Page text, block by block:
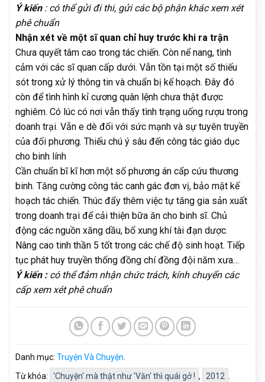
Ý kiến : có thể gửi đi thi, gửi các bộ phận khác xem xét
phê chuẩn
Nhận xét về một sĩ quan chỉ huy trước khi ra trận
Chưa quyết tâm cao trong tác chiến. Còn nể nang, tình
cảm với các sĩ quan cấp dưới. Vẫn tồn tại một số thiếu
sót trong xử lý thông tin và chuẩn bị kế hoạch. Đây đó
còn để tình hình kỉ cương quân lệnh chưa thật được
nghiêm. Có lúc có nơi vẫn thấy tình trạng uống rượu trong
doanh trại. Vẫn e dè đối với sức mạnh và sự tuyên truyền
của đối phương. Thiếu chú ý sâu đến công tác giáo dục
cho binh lính
Cần chuẩn bĩ kĩ hơn một số phương án cấp cứu thương
binh. Tăng cường công tác canh gác đơn vị, bảo mật kế
hoạch tác chiến. Thúc đẩy thêm việc tự tăng gia sản xuất
trong doanh trại để cải thiện bữa ăn cho binh sĩ. Chủ
động các nguồn xăng dầu, bổ xung khí tài đạn dược.
Nâng cao tinh thần 5 tốt trong các chế độ sinh hoạt. Tiếp
tục phát huy truyền thống đồng chí đồng đội năm xưa…
Ý kiến :có thể đảm nhận chức trách, kính chuyển các
cấp xem xét phê chuẩn
Danh mục: Truyện Và Chuyện.
Từ khóa:
'Chuyện' mà thật như 'Văn' thì quái gở ! , 2012 .